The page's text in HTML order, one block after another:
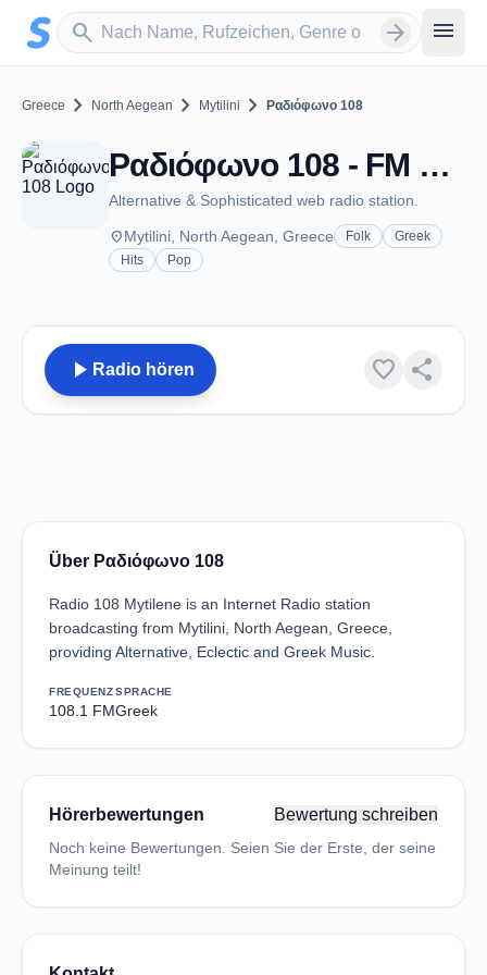
Zum Hauptinhalt springen
search
Sender suchen arrow_forward menu
Greece chevron_right North Aegean chevron_right Mytilini chevron_right Ραδιόφωνο 108
Ραδιόφωνο 108 - FM 108.1 - Mytilini
Alternative & Sophisticated web radio station.
placeMytilini, North Aegean, Greece Folk
Greek
Hits
Pop
play_arrow Radio hören favorite share
Über Ραδιόφωνο 108
Radio 108 Mytilene is an Internet Radio station
broadcasting from Mytilini, North Aegean, Greece,
providing Alternative, Eclectic and Greek Music.
FREQUENZ
108.1 FM
SPRACHE
Greek
Hörerbewertungen Bewertung schreiben
Noch keine Bewertungen. Seien Sie der Erste, der seine
Meinung teilt!